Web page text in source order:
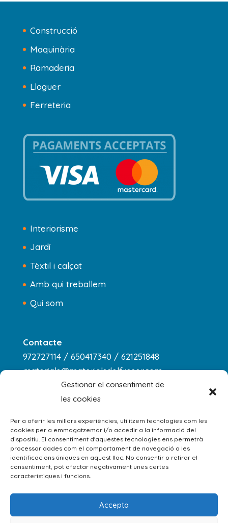
Gestionar el consentiment de
les cookies
Per a oferir les millors experiències, utilitzem tecnologies com les
cookies per a emmagatzemar i/o accedir a la informació del
dispositiu. El consentiment d'aquestes tecnologies ens permetrà
processar dades com el comportament de navegació o les
identificacions úniques en aquest lloc. No consentir o retirar el
consentiment, pot afectar negativament unes certes
característiques i funcions.
Accepta
Construcció
Maquinària
Ramaderia
Lloguer
Ferreteria
Interiorisme
Jardí
Tèxtil i calçat
Amb qui treballem
Qui som
Contacte
972727114 / 650417340 / 621251848
materials@materialsdelfreser.com
dilluns a dijous
8:00 - 13:00 / 14:00 - 18:00
divendres: 8:00 - 13:00
dissabte: 9:00 - 13:00